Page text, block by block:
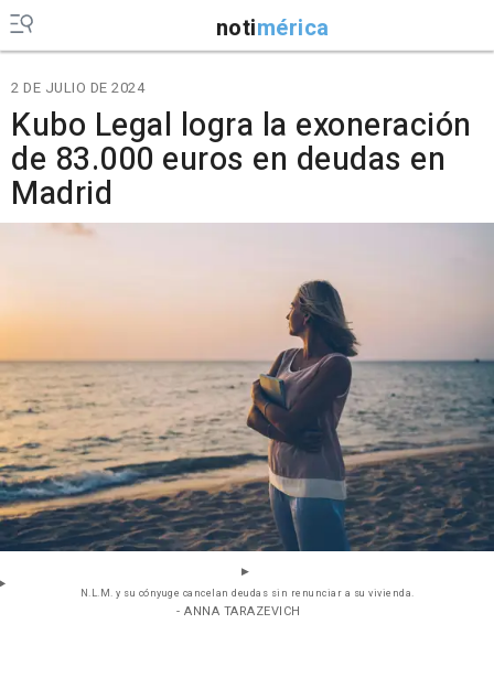
notimérica
2 DE JULIO DE 2024
Kubo Legal logra la exoneración
de 83.000 euros en deudas en
Madrid
N.L.M. y su cónyuge cancelan deudas sin renunciar a su vivienda.
- ANNA TARAZEVICH